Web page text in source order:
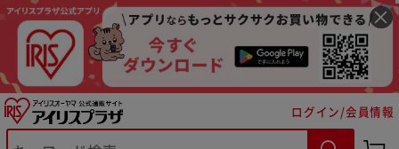
ログイン/会員情報